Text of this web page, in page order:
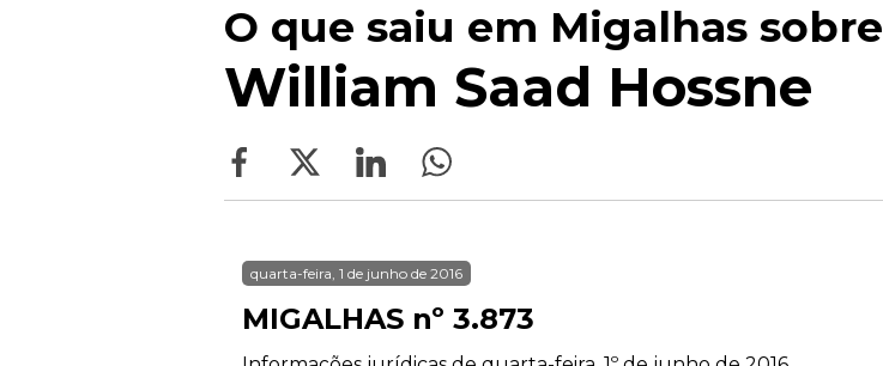
O que saiu em Migalhas sobre
William Saad Hossne
quarta-feira, 1 de junho de 2016
MIGALHAS nº 3.873